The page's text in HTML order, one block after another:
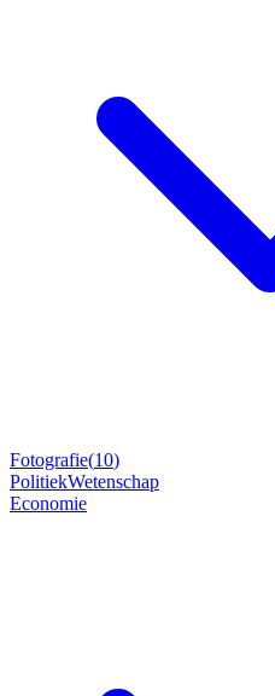
Fotografie(10)
PolitiekWetenschap
Economie